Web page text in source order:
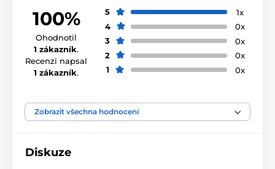
100%
Ohodnotil
1 zákazník.
Recenzi napsal
1 zákazník.
5
1x
4
0x
3
0x
2
0x
1
0x
Zobrazit všechna hodnocení
Diskuze